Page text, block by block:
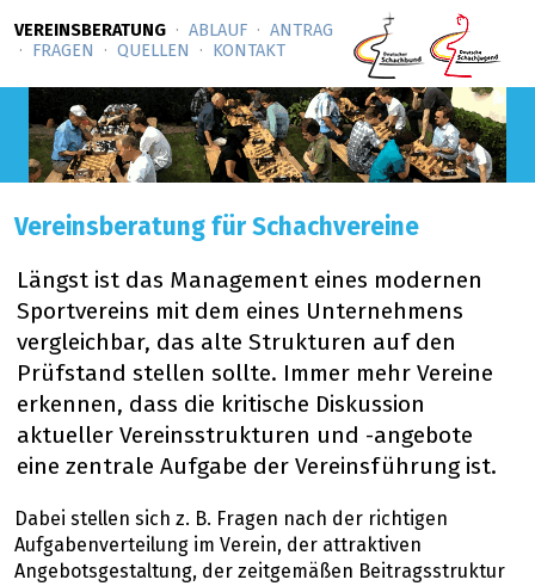
VEREINSBERATUNG ABLAUF
ANTRAG
FRAGEN
QUELLEN KONTAKT
Vereinsberatung für Schachvereine
Längst ist das Management eines modernen
Sportvereins mit dem eines Unternehmens
vergleichbar, das alte Strukturen auf den
Prüfstand stellen sollte. Immer mehr Vereine
erkennen, dass die kritische Diskussion
aktueller Vereinsstrukturen und -angebote
eine zentrale Aufgabe der Vereinsführung ist.
Dabei stellen sich z. B. Fragen nach der richtigen
Aufgabenverteilung im Verein, der attraktiven
Angebotsgestaltung, der zeitgemäßen Beitragsstruktur